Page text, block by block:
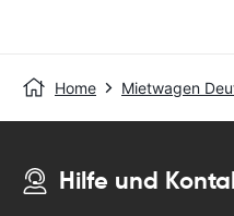
Home Mietwagen
Hilfe und